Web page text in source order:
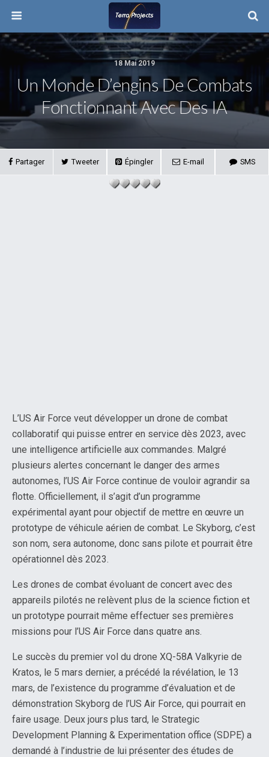
18 Mai 2019
Un Monde D’engins De Combats
Fonctionnant Avec Des IA
Partager Tweeter Épingler E-mail SMS
L’US Air Force veut développer un drone de combat
collaboratif qui puisse entrer en service dès 2023, avec
une intelligence artificielle aux commandes. Malgré
plusieurs alertes concernant le danger des armes
autonomes, l’US Air Force continue de vouloir agrandir sa
flotte. Officiellement, il s’agit d’un programme
expérimental ayant pour objectif de mettre en œuvre un
prototype de véhicule aérien de combat. Le Skyborg, c’est
son nom, sera autonome, donc sans pilote et pourrait être
opérationnel dès 2023.
Les drones de combat évoluant de concert avec des
appareils pilotés ne relèvent plus de la science fiction et
un prototype pourrait même effectuer ses premières
missions pour l’US Air Force dans quatre ans.
Le succès du premier vol du drone XQ-58A Valkyrie de
Kratos, le 5 mars dernier, a précédé la révélation, le 13
mars, de l’existence du programme d’évaluation et de
démonstration Skyborg de l’US Air Force, qui pourrait en
faire usage. Deux jours plus tard, le Strategic
Development Planning & Experimentation office (SDPE) a
demandé à l’industrie de lui présenter des études de